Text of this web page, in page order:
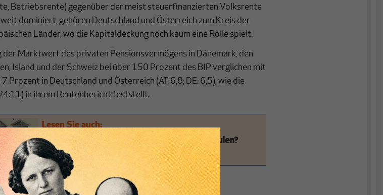
Betriebsrente) gegenüber der meist steuerfinanzierten Volksrente
dominiert, gehören Deutschland und Österreich zum Kreis der
Länder, wo die Kapitaldeckung noch kaum eine Rolle spielt.
der Marktwert des privaten Pensionsvermögens in Dänemark, den
Island und der Schweiz bei über 150 Prozent des BIP verglichen mit
Prozent in Deutschland und Österreich (AT: 6,8; DE: 6,5), wie die
in ihrem Rentenbericht feststellt.
Lesen Sie auch:
Schweizer Rentensystem: Die besseren drei Säulen?
Werner Vontobel 30. September 2025
ist nicht alles